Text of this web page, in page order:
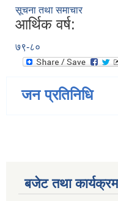
सूचना तथा समाचार
आर्थिक वर्ष:
७९-८०
जन प्रतिनिधि
बजेट तथा कार्यक्रम